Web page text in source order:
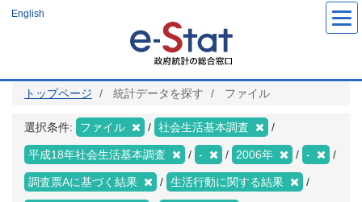
ツ
English
トップページ 統計データを探す ファイル
選択条件: ファイル 社会生活基本調査
平成18年社会生活基本調査 - 2006年 -
調査票Aに基づく結果 生活行動に関する結果